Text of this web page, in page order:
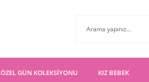
ÖZEL GÜN KOLEKSİYONU KIZ BEBEK